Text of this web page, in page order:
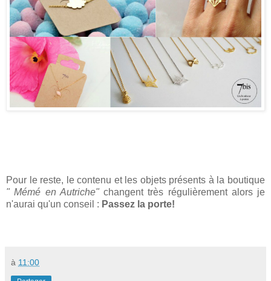
Pour le reste, le contenu et les objets présents à la boutique
" Mémé en Autriche"changent très régulièrement alors je
n'aurai qu'un conseil : Passez la porte!
à 11:00